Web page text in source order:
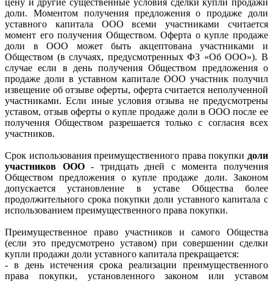
доли. Моментом получения предложения о продаже доли
уставного капитала ООО всеми участниками считается
момент его получения Обществом. Оферта о купле продаже
доли в ООО может быть акцептована участниками и
Обществом (в случаях, предусмотренных ФЗ «Об ООО»). В
случае если в день получения Обществом предложения о
продаже доли в уставном капитале ООО участник получил
извещение об отзыве оферты, оферта считается неполученной
участниками. Если иные условия отзыва не предусмотрены
уставом, отзыв оферты о купле продаже доли в ООО после ее
получения Обществом разрешается только с согласия всех
участников.
Срок использования преимущественного права покупки доли
участников ООО- тридцать дней с момента получения
Обществом предложения о купле продаже доли. Законом
допускается установление в уставе Общества более
продолжительного срока покупки доли уставного капитала с
использованием преимущественного права покупки.
Преимущественное право участников и самого Общества
(если это предусмотрено уставом) при совершении сделки
купли продажи доли уставного капитала прекращается:
- в день истечения срока реализации преимущественного
права покупки, установленного законом или уставом